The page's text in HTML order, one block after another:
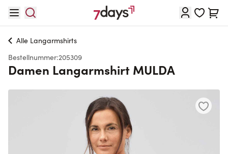
Alle Langarmshirts
Bestellnummer:205309
Damen Langarmshirt MULDA